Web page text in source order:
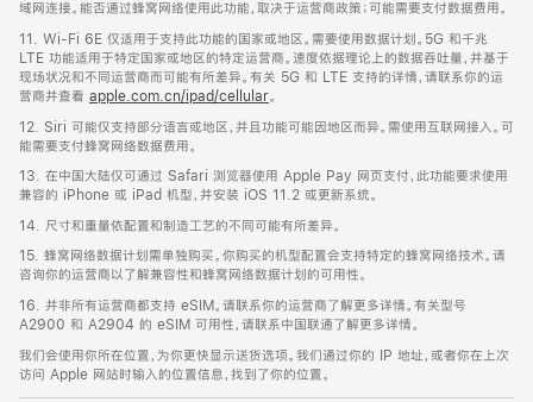
域网连接。能否通过蜂窝网络使用此功能，取决于运营商政策；可能需要支付数据费用。
11. Wi-Fi 6E 仅适用于支持此功能的国家或地区。需要使用数据计划。5G 和千兆
LTE 功能适用于特定国家或地区的特定运营商。速度依据理论上的数据吞吐量，并基于
现场状况和不同运营商而可能有所差异。有关 5G 和 LTE 支持的详情，请联系你的运
营商并查看 apple.com.cn/ipad/cellular。
12. Siri 可能仅支持部分语言或地区，并且功能可能因地区而异。需使用互联网接入。可
能需要支付蜂窝网络数据费用。
13. 在中国大陆仅可通过 Safari 浏览器使用 Apple Pay 网页支付，此功能要求使用
兼容的 iPhone 或 iPad 机型，并安装 iOS 11.2 或更新系统。
14. 尺寸和重量依配置和制造工艺的不同可能有所差异。
15. 蜂窝网络数据计划需单独购买。你购买的机型配置会支持特定的蜂窝网络技术。请
咨询你的运营商以了解兼容性和蜂窝网络数据计划的可用性。
16. 并非所有运营商都支持 eSIM。请联系你的运营商了解更多详情。有关型号
A2900 和 A2904 的 eSIM 可用性，请联系中国联通了解更多详情。
我们会使用你所在位置，为你更快显示送货选项。我们通过你的 IP 地址，或者你在上次
访问 Apple 网站时输入的位置信息，找到了你的位置。